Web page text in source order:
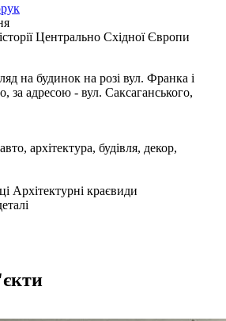
Центрально Східної Європи
на будинок на розі вул. Франка і
за адресою - вул. Саксаганського,
архітектура, будівля, декор,
Архітектурні краєвиди